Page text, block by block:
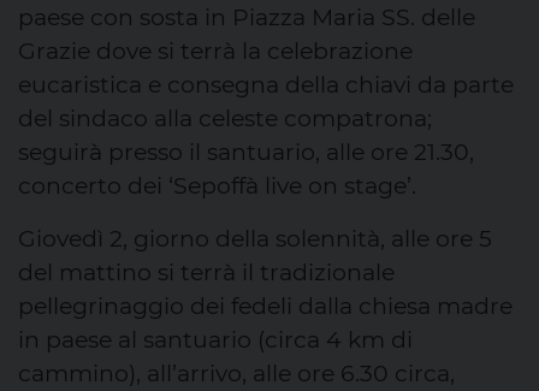
paese con sosta in Piazza Maria SS. delle
Grazie dove si terrà la celebrazione
eucaristica e consegna della chiavi da parte
del sindaco alla celeste compatrona;
seguirà presso il santuario, alle ore 21.30,
concerto dei ‘Sepoffà live on stage’.
Giovedì 2, giorno della solennità, alle ore 5
del mattino si terrà il tradizionale
pellegrinaggio dei fedeli dalla chiesa madre
in paese al santuario (circa 4 km di
cammino), all’arrivo, alle ore 6.30 circa,